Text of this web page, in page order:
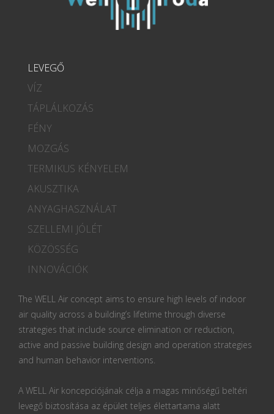
LEVEGŐ
VÍZ
TÁPLÁLKOZÁS
FÉNY
MOZGÁS
TERMIKUS KÉNYELEM
AKUSZTIKA
ANYAGHASZNÁLAT
SZELLEMI JÓLÉT
KÖZÖSSÉG
INNOVÁCIÓK
The WELL Air concept aims to ensure high levels of indoor
air quality across a building’s lifetime through diverse
strategies that include source elimination or reduction,
active and passive building design and operation strategies
and human behavior interventions.
A WELL Air koncepciójának célja a magas minőségű beltéri
levegő biztosítása az épület teljes élettartama alatt